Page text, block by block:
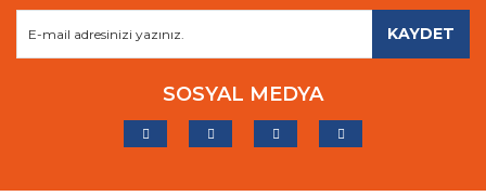
KAYDET
SOSYAL MEDYA